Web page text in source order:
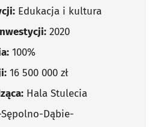
Edukacja i kultura
2020
100%
16 500 000 zł
Hala Stulecia
Dąbie-